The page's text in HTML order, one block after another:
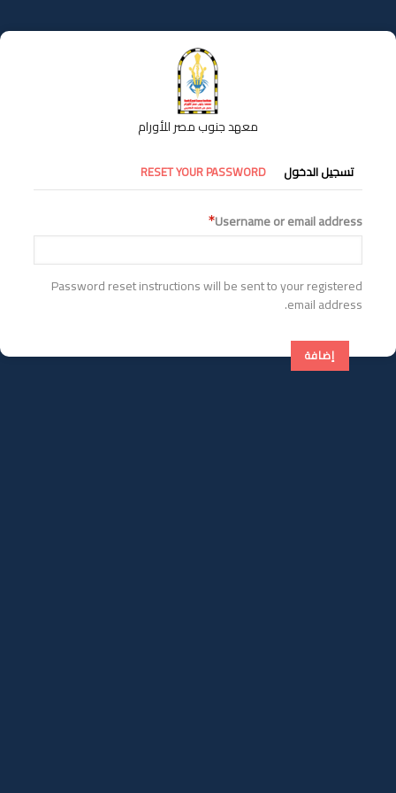
إلى
المحتوى
معهد جنوب مصر للأورام
التبويبات
الأساسية
تسجيل الدخول RESET YOUR PASSWORD
Username or email address
Password reset instructions will be sent to your registered
email address.